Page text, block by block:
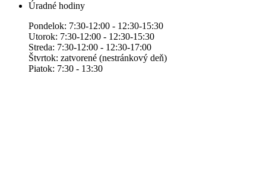
Úradné hodiny
Pondelok: 7:30-12:00 - 12:30-15:30
Utorok: 7:30-12:00 - 12:30-15:30
Streda: 7:30-12:00 - 12:30-17:00
Štvrtok: zatvorené (nestránkový deň)
Piatok: 7:30 - 13:30